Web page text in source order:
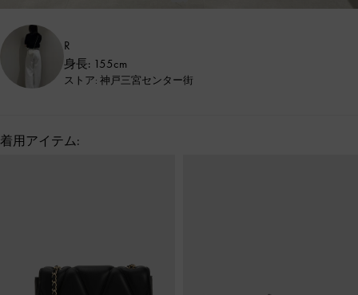
R
身長: 155cm
ストア: 神戸三宮センター街
着用アイテム: